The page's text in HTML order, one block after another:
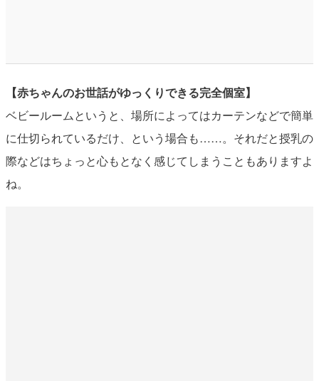
【赤ちゃんのお世話がゆっくりできる完全個室】
ベビールームというと、場所によってはカーテンなどで簡単
に仕切られているだけ、という場合も……。それだと授乳の
際などはちょっと心もとなく感じてしまうこともありますよ
ね。